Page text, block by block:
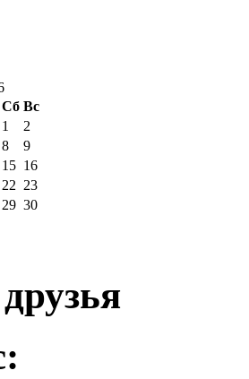
Сб Вс
1
2
8
9
15 16
22 23
29 30